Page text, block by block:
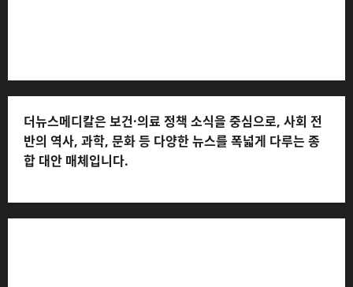
더뉴스메디칼은 보건·의료 정책 소식을 중심으로, 사회 전
반의 역사, 과학, 문화 등 다양한 뉴스를 폭넓게 다루는 종
합 대안 매체입니다.